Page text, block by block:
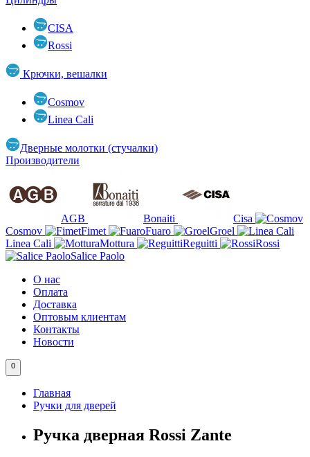
CISA
Rossi
Крючки, вешалки
Cosmov
Linea Cali
Дверные молотки (стучалки)
Производители
AGB Bonaiti
Cisa
Cosmov
Fimet Fuaro
Groel
Linea Cali
Mottura Reguitti
Rossi
Salice Paolo
О нас
Оплата
Доставка
Оптовым клиентам
Контакты
Новости
0
Главная
Ручки для дверей
Ручка дверная Rossi Zante